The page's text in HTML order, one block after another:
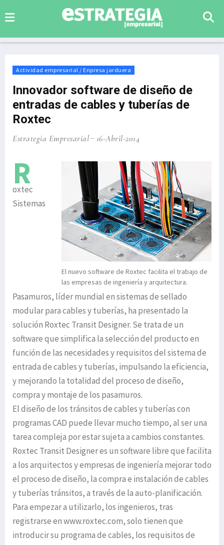
Actividad empresarial / Enpresa jarduera
Innovador software de diseño de
entradas de cables y tuberías de
Roxtec
Estrategia Empresarial 16-Abril-2014
El nuevo software de Roxtec facilita el trabajo de
las empresas de ingeniería y arquitectura.
R
oxtec
Sistemas
Pasamuros, líder mundial en sistemas de sellado
modular para cables y tuberías, ha presentado la
solución Roxtec Transit Designer. Se trata de un
software que simplifica la selección del producto en
función de las necesidades y requisitos del sistema de
entrada de cables y tuberías, impulsando la eficiencia,
y mejorando la totalidad del proceso de diseño,
compra y montaje de los pasamuros.
El diseño de los tránsitos de cables y tuberías con
programas CAD puede llevar mucho tiempo, al ser una
tarea compleja por estar sujeta a cambios constantes.
Roxtec Transit Designer es un software libre que facilita
a los arquitectos y empresas de ingeniería mejorar todo
el proceso de diseño, la compra e instalación de cables
y tuberías tránsitos, a través de la auto-planificación.
Para empezar a utilizarlo, los ingenieros, tras
registrarse en www.roxtec.com, solo tienen que
introducir su programa de cables, los requisitos de